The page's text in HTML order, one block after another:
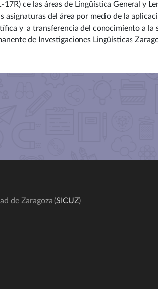
de las áreas de Lingüística General y
asignaturas del área por medio de la
y la transferencia del conocimiento a la
de Investigaciones Lingüísticas
de Zaragoza (SICUZ)